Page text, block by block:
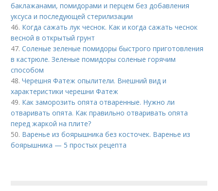
баклажанами, помидорами и перцем без добавления
уксуса и последующей стерилизации
46. Когда сажать лук чеснок. Как и когда сажать чеснок
весной в открытый грунт
47.Соленые зеленые помидоры быстрого приготовления
в кастрюле. Зеленые помидоры соленые горячим
способом
48.Черешня Фатеж опылители. Внешний вид и
характеристики черешни Фатеж
49. Как заморозить опята отваренные. Нужно ли
отваривать опята. Как правильно отваривать опята
перед жаркой на плите?
50. Варенье из боярышника без косточек. Варенье из
боярышника — 5 простых рецепта